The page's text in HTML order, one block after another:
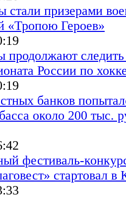
стали призерами
«Тропою Героев»
продолжают
России по
банков
около 200 тыс.
фестиваль-
стартовал в